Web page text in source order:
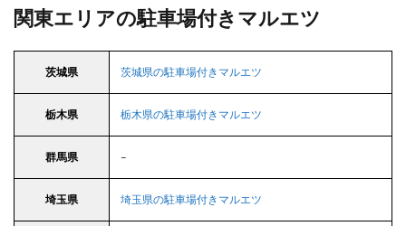
関東エリアの駐車場付きマルエツ
茨城県 茨城県の駐車場付きマルエツ
栃木県 栃木県の駐車場付きマルエツ
群馬県 –
埼玉県 埼玉県の駐車場付きマルエツ